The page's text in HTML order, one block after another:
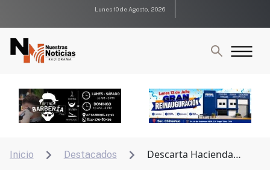
Lunes 10 de Agosto, 2026
Inicio  Destacados 
Descarta Hacienda